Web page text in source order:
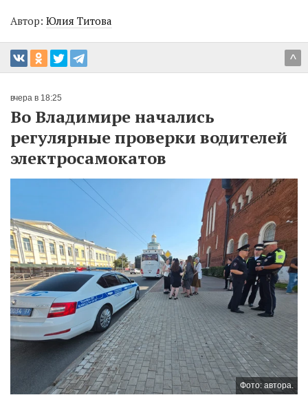
Автор: Юлия Титова
^
вчера в 18:25
Во Владимире начались
регулярные проверки водителей
электросамокатов
Фото: автора.